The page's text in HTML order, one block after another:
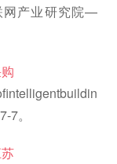
网产业研究院—
。